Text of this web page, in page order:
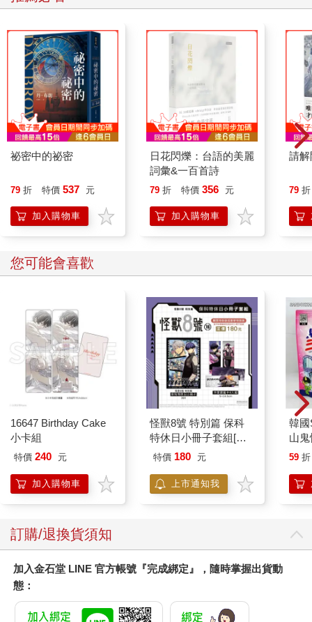
祕密中的祕密
79 折 特價 537 元
加入購物車
日花閃爍：台語的美麗
詞彙&一百首詩
79 折 特價 356 元
加入購物車
請解
79 折
您可能會喜歡
16647 Birthday Cake
小卡組
特價 240 元
加入購物車
怪獸8號 特別篇 保科
特休日小冊子套組[限
加購]
特價 180 元
上市通知我
韓
山
450
59 折
訂購/退換貨須知
加入金石堂 LINE 官方帳號『完成綁定』，隨時掌握出貨動
態：